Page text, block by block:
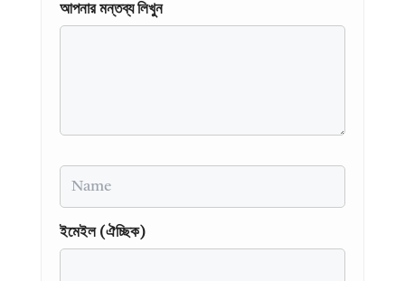
আপনার মন্তব্য লিখুন
ইমেইল (ঐচ্ছিক)